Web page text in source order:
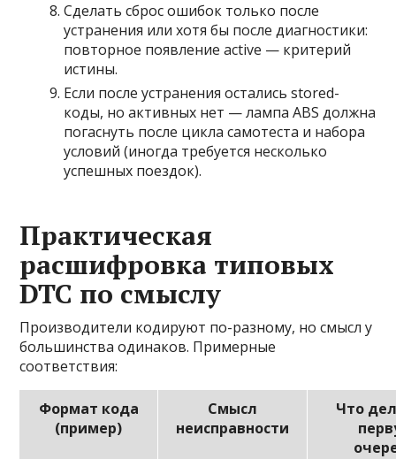
Сделать сброс ошибок только после
устранения или хотя бы после диагностики:
повторное появление active — критерий
истины.
Если после устранения остались stored-
коды, но активных нет — лампа ABS должна
погаснуть после цикла самотеста и набора
условий (иногда требуется несколько
успешных поездок).
Практическая
расшифровка типовых
DTC по смыслу
Производители кодируют по-разному, но смысл у
большинства одинаков. Примерные
соответствия:
Формат кода
(пример)
Смысл
неисправности
Что